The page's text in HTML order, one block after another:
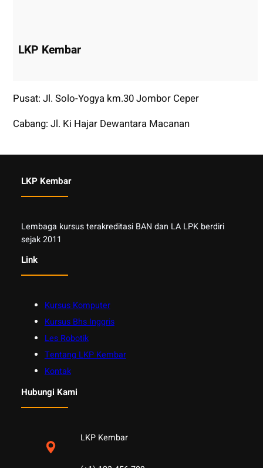
LKP Kembar
Pusat: Jl. Solo-Yogya km.30 Jombor Ceper
Cabang: Jl. Ki Hajar Dewantara Macanan
LKP Kembar
Lembaga kursus terakreditasi BAN dan LA LPK berdiri
sejak 2011
Link
Kursus Komputer
Kursus Bhs Inggris
Les Robotik
Tentang LKP Kembar
Kontak
Hubungi Kami
LKP Kembar